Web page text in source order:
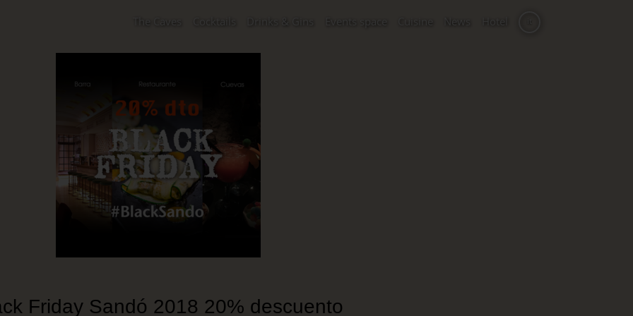
The Caves Cocktails Drinks & Gins Events space Cuisine News Hotel
Friday Sandó 2018 20% descuento